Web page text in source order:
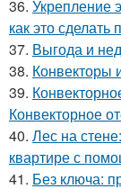
36. Укрепление
как это сделать
37. Выгода и
38. Конвекторы
39.
Конвекторное
40. Лес на
квартире с
41. Без ключа: